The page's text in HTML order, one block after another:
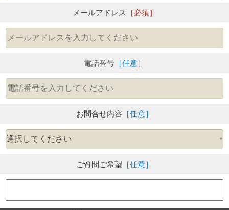
メールアドレス ［必須］
電話番号 ［任意］
お問合せ内容 ［任意］
ご質問ご希望 ［任意］